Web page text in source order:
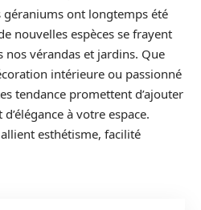
géraniums ont longtemps été
nouvelles espèces se frayent
vérandas et jardins. Que
intérieure ou passionné
tendance promettent d’ajouter
à votre espace.
esthétisme, facilité